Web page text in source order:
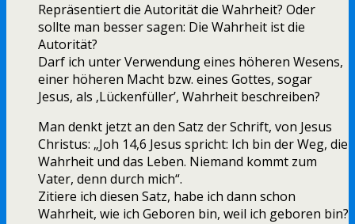
Repräsentiert die Autorität die Wahrheit? Oder
sollte man besser sagen: Die Wahrheit ist die
Autorität?
Darf ich unter Verwendung eines höheren Wesens,
einer höheren Macht bzw. eines Gottes, sogar
Jesus, als ‚Lückenfüller’, Wahrheit beschreiben?
Man denkt jetzt an den Satz der Schrift, von Jesus
Christus: „Joh 14,6 Jesus spricht: Ich bin der Weg, die
Wahrheit und das Leben. Niemand kommt zum
Vater, denn durch mich“.
Zitiere ich diesen Satz, habe ich dann schon
Wahrheit, wie ich Geboren bin, weil ich geboren bin?